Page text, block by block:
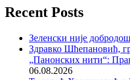
Recent Posts
Зеленски није
Здравко Шћепановић,
„Панонских нити“:
06.08.2026